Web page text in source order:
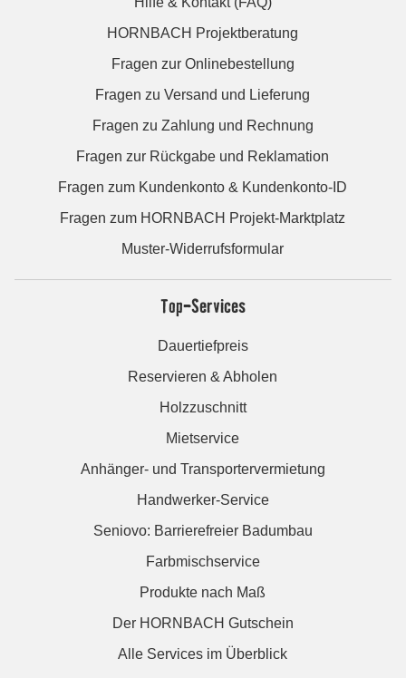
HORNBACH Projektberatung
Fragen zur Onlinebestellung
Fragen zu Versand und Lieferung
Fragen zu Zahlung und Rechnung
Fragen zur Rückgabe und Reklamation
Fragen zum Kundenkonto & Kundenkonto-ID
Fragen zum HORNBACH Projekt-Marktplatz
Muster-Widerrufsformular
Top-Services
Dauertiefpreis
Reservieren & Abholen
Holzzuschnitt
Mietservice
Anhänger- und Transportervermietung
Handwerker-Service
Seniovo: Barrierefreier Badumbau
Farbmischservice
Produkte nach Maß
Der HORNBACH Gutschein
Alle Services im Überblick